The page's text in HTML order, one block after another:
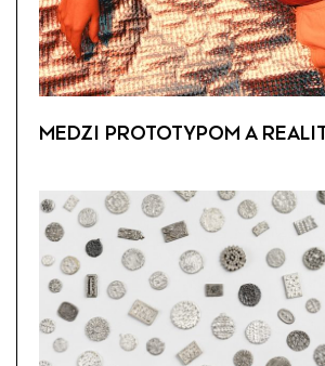
MEDZI PROTOTYPOM A